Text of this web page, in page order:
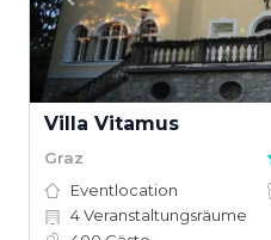
Villa Vitamus
Graz
Eventlocation
4Veranstaltungsräume